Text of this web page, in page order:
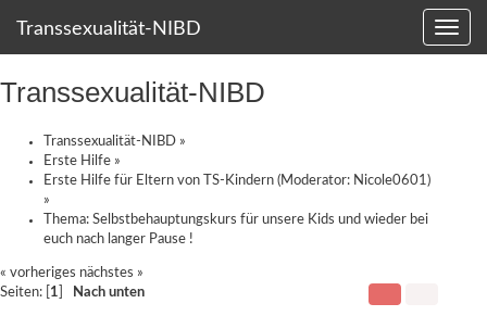
Transsexualität-NIBD
Transsexualität-NIBD
Transsexualität-NIBD »
Erste Hilfe »
Erste Hilfe für Eltern von TS-Kindern (Moderator: Nicole0601)
»
Thema: Selbstbehauptungskurs für unsere Kids und wieder bei
euch nach langer Pause !
« vorheriges nächstes »
Seiten: [ 1 Nach unten